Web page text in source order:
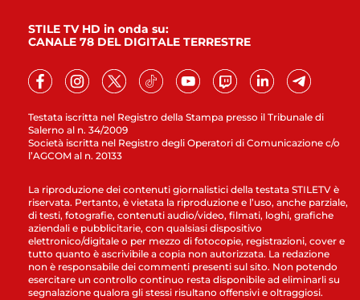
Testata iscritta nel Registro della Stampa presso il Tribunale di
Salerno al n. 34/2009
Società iscritta nel Registro degli Operatori di Comunicazione c/o
l’AGCOM al n. 20133
STILE TV HD in onda su:
CANALE 78 DEL DIGITALE TERRESTRE
La riproduzione dei contenuti giornalistici della testata STILETV è
riservata. Pertanto, è vietata la riproduzione e l’uso, anche parziale,
di testi, fotografie, contenuti audio/video, filmati, loghi, grafiche
aziendali e pubblicitarie, con qualsiasi dispositivo
elettronico/digitale o per mezzo di fotocopie, registrazioni, cover e
tutto quanto è ascrivibile a copia non autorizzata. La redazione
non è responsabile dei commenti presenti sul sito. Non potendo
esercitare un controllo continuo resta disponibile ad eliminarli su
segnalazione qualora gli stessi risultano offensivi e oltraggiosi.